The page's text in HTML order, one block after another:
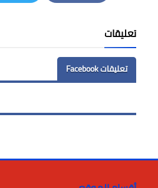
Facebook
تعليقات
تعليقات Facebook